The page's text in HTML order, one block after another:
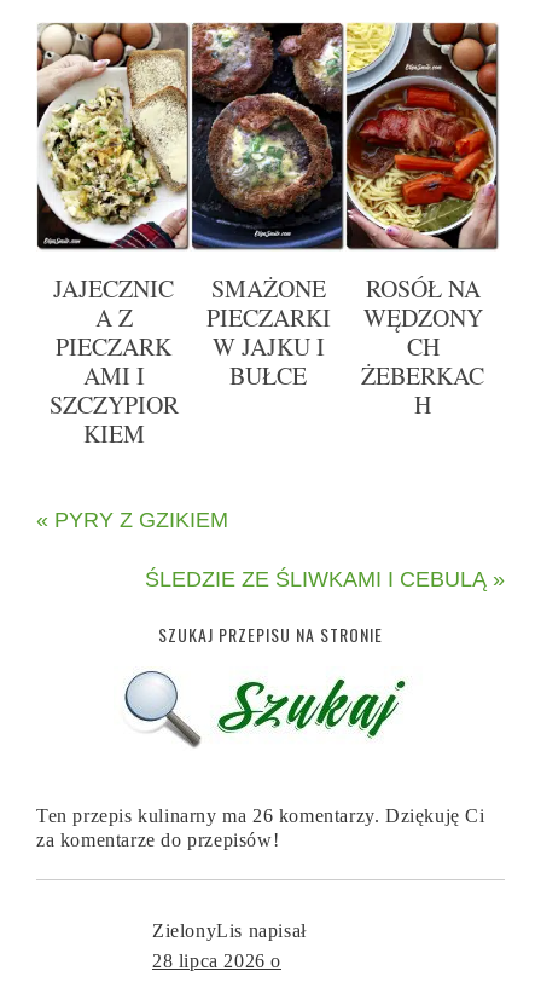
JAJECZNIC
A Z
PIECZARK
AMI I
SZCZYPIOR
KIEM
SMAŻONE
PIECZARKI
W JAJKU I
BUŁCE
ROSÓŁ NA
WĘDZONY
CH
ŻEBERKAC
H
« PYRY Z GZIKIEM
ŚLEDZIE ZE ŚLIWKAMI I CEBULĄ »
SZUKAJ PRZEPISU NA STRONIE
Ten przepis kulinarny ma 26 komentarzy. Dziękuję Ci
za komentarze do przepisów!
ZielonyLis napisał
28 lipca 2026 o